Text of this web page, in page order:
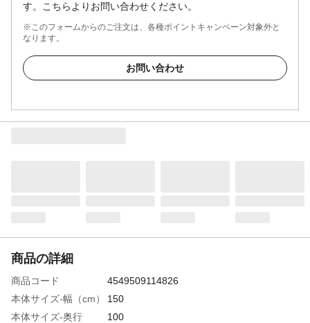
す。こちらよりお問い合わせください。
※このフォームからのご注文は、各種ポイントキャンペーン対象外と
なります。
お問い合わせ
商品の詳細
商品コード
4549509114826
本体サイズ-幅（cm）
150
本体サイズ-奥行
100